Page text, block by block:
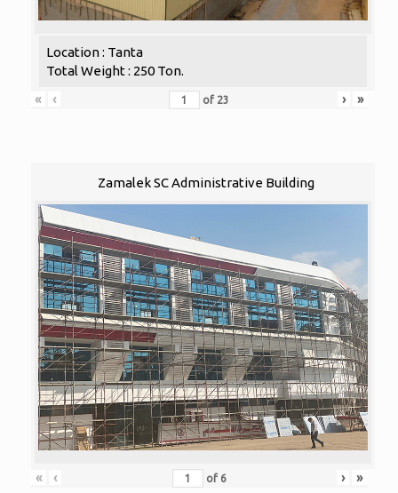
Location : Tanta
Total Weight : 250 Ton.
«
‹ of 23 › »
Zamalek SC Administrative Building
« ‹ of 6 › »